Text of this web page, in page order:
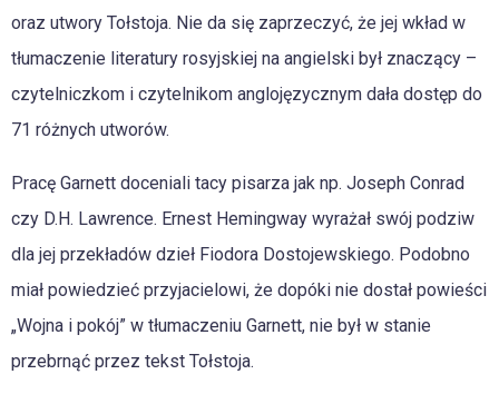
oraz utwory Tołstoja. Nie da się zaprzeczyć, że jej wkład w
tłumaczenie literatury rosyjskiej na angielski był znaczący –
czytelniczkom i czytelnikom anglojęzycznym dała dostęp do
71 różnych utworów.
Pracę Garnett doceniali tacy pisarza jak np. Joseph Conrad
czy D.H. Lawrence. Ernest Hemingway wyrażał swój podziw
dla jej przekładów dzieł Fiodora Dostojewskiego. Podobno
miał powiedzieć przyjacielowi, że dopóki nie dostał powieści
„Wojna i pokój” w tłumaczeniu Garnett, nie był w stanie
przebrnąć przez tekst Tołstoja.